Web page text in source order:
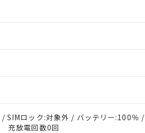
SIMロック:対象外 / バッテリー:100％ /
充放電回数0回